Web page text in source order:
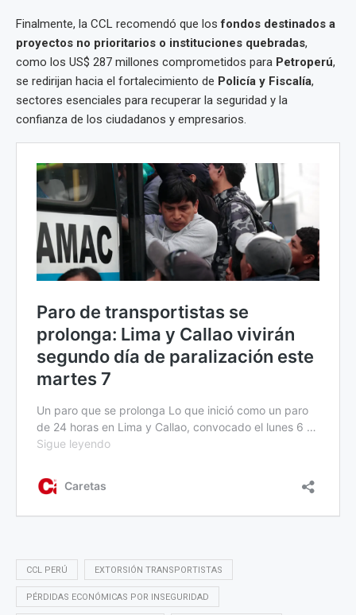
Finalmente, la CCL recomendó que losfondos destinados a
proyectos no prioritarios o instituciones quebradas,
como los US$ 287 millones comprometidos para Petroperú,
se redirijan hacia el fortalecimiento de Policía y Fiscalía,
sectores esenciales para recuperar la seguridad y la
confianza de los ciudadanos y empresarios.
CCL PERÚ EXTORSIÓN TRANSPORTISTAS
PÉRDIDAS ECONÓMICAS POR INSEGURIDAD